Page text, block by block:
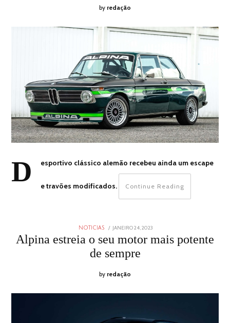
by redação
D esportivo clássico alemão recebeu ainda um escape
e travões modificados. Continue Reading
NOTICIAS
POSTED
JANEIRO 24, 2023
2023
Alpina estreia o seu motor mais potente
de sempre
by redação